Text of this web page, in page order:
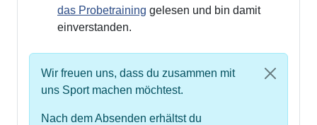
das Probetraining gelesen und bin damit
einverstanden.
Wir freuen uns, dass du zusammen mit
uns Sport machen möchtest.
Nach dem Absenden erhältst du